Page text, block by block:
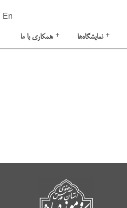
En
همکاری با ما + نمایشگاه‌ها +